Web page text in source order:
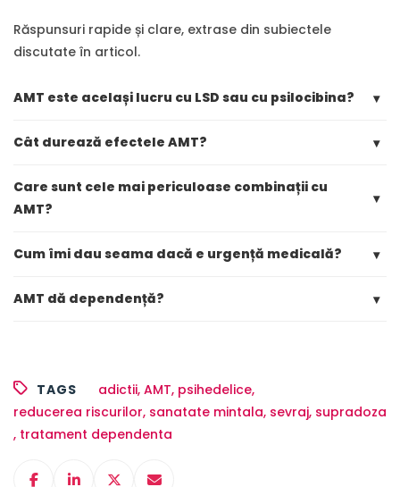
Răspunsuri rapide și clare, extrase din subiectele
discutate în articol.
AMT este același lucru cu LSD sau cu psilocibina? ▾
Cât durează efectele AMT? ▾
Care sunt cele mai periculoase combinații cu
AMT?
▾
Cum îmi dau seama dacă e urgență medicală? ▾
AMT dă dependență? ▾
TAGS adictii, AMT, psihedelice,
reducerea riscurilor, sanatate mintala, sevraj, supradoza
, tratament dependenta